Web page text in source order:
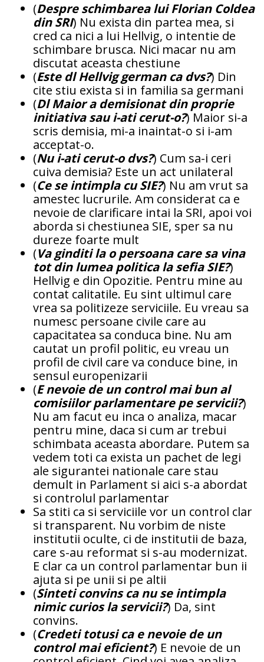
(Despre schimbarea lui Florian Coldea
din SRI) Nu exista din partea mea, si
cred ca nici a lui Hellvig, o intentie de
schimbare brusca. Nici macar nu am
discutat aceasta chestiune
(Este dl Hellvig german ca dvs?) Din
cite stiu exista si in familia sa germani
(Dl Maior a demisionat din proprie
initiativa sau i-ati cerut-o?) Maior si-a
scris demisia, mi-a inaintat-o si i-am
acceptat-o.
(Nu i-ati cerut-o dvs?) Cum sa-i ceri
cuiva demisia? Este un act unilateral
(Ce se intimpla cu SIE?) Nu am vrut sa
amestec lucrurile. Am considerat ca e
nevoie de clarificare intai la SRI, apoi voi
aborda si chestiunea SIE, sper sa nu
dureze foarte mult
(Va ginditi la o persoana care sa vina
tot din lumea politica la sefia SIE?)
Hellvig e din Opozitie. Pentru mine au
contat calitatile. Eu sint ultimul care
vrea sa politizeze serviciile. Eu vreau sa
numesc persoane civile care au
capacitatea sa conduca bine. Nu am
cautat un profil politic, eu vreau un
profil de civil care va conduce bine, in
sensul europenizarii
(E nevoie de un control mai bun al
comisiilor parlamentare pe servicii?)
Nu am facut eu inca o analiza, macar
pentru mine, daca si cum ar trebui
schimbata aceasta abordare. Putem sa
vedem toti ca exista un pachet de legi
ale sigurantei nationale care stau
demult in Parlament si aici s-a abordat
si controlul parlamentar
Sa stiti ca si serviciile vor un control clar
si transparent. Nu vorbim de niste
institutii oculte, ci de institutii de baza,
care s-au reformat si s-au modernizat.
E clar ca un control parlamentar bun ii
ajuta si pe unii si pe altii
(Sinteti convins ca nu se intimpla
nimic curios la servicii?) Da, sint
convins.
(Credeti totusi ca e nevoie de un
control mai eficient?) E nevoie de un